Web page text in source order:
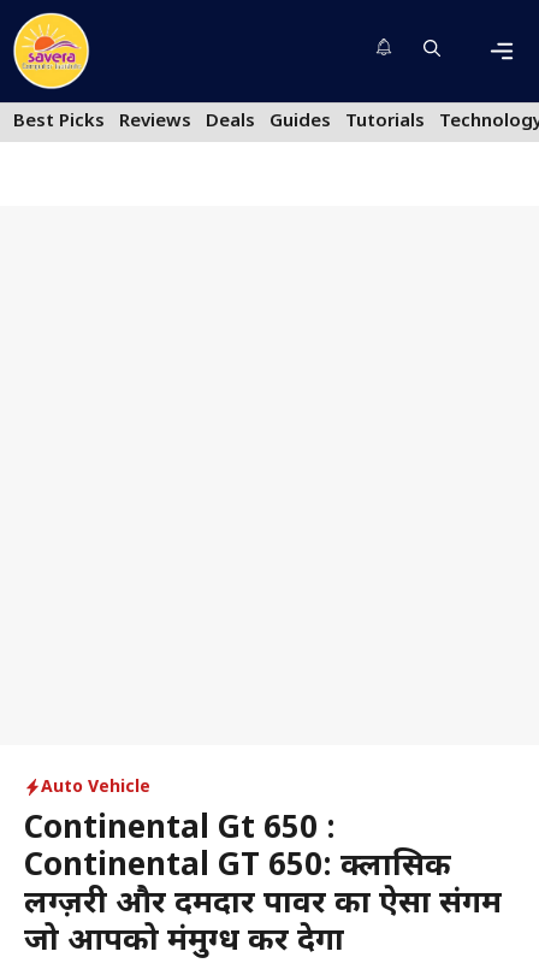
Skip
to
content
Best Picks
Reviews Deals Guides Tutorials
Auto Vehicle
Continental Gt 650 :
Continental GT 650: क्लासिक
लग्ज़री और दमदार पावर का ऐसा संगम
जो आपको मंत्रमुग्ध कर देगा